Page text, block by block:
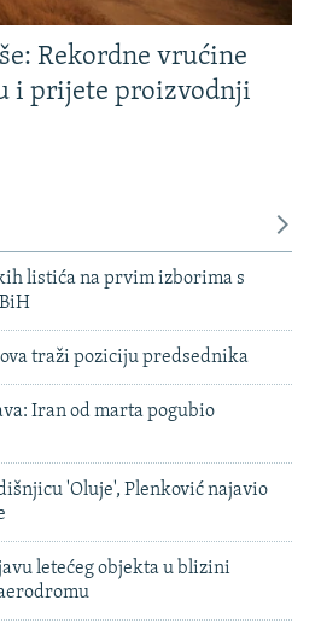
Rekordne vrućine
i prijete proizvodnji
listića na prvim izborima s
traži poziciju predsednika
Iran od marta pogubio
'Oluje', Plenković najavio
letećeg objekta u blizini